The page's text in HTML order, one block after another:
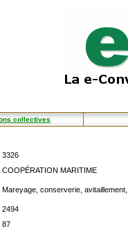
collectives
3326
COOPÉRATION MARITIME
Mareyage, conserverie,
2494
87